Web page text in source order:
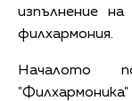
изпълнение
филхармония.
Началото